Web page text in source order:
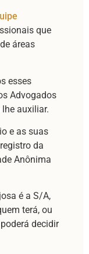
que
áreas
esses
Advogados
auxiliar.
e as suas
da
Anônima
é a S/A,
terá, ou
decidir